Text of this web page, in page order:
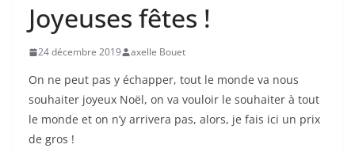
Joyeuses fêtes !
24 décembre 2019 axelle Bouet
On ne peut pas y échapper, tout le monde va nous
souhaiter joyeux Noël, on va vouloir le souhaiter à tout
le monde et on n’y arrivera pas, alors, je fais ici un prix
de gros !